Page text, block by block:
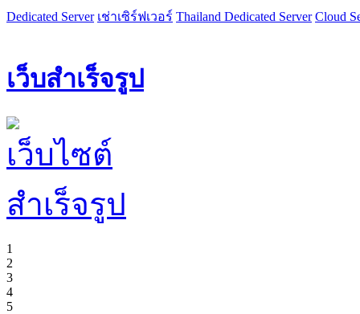
Dedicated Server เช่าเซิร์ฟเวอร์ Thailand Dedicated Server Cloud
เว็บสำเร็จรูป
1
2
3
4
5